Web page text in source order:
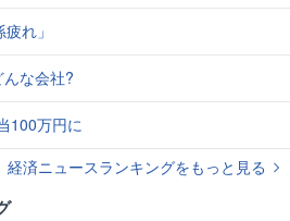
れ」
な会社?
100万円に
経済ニュースランキングをもっと見る